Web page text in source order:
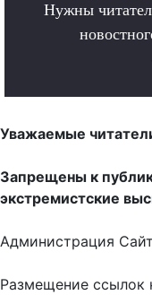
Нужны
Уважаемые
Запрещены к
экстремистские
Администрация
Размещение ссылок